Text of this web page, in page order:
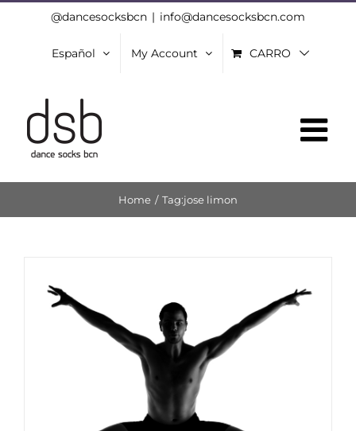
@dancesocksbcn | info@dancesocksbcn.com
Español My Account CARRO
Home / Tag:jose limon